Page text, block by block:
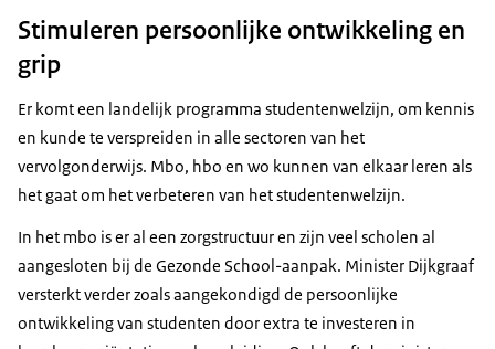
Stimuleren persoonlijke ontwikkeling en
grip
Er komt een landelijk programma studentenwelzijn, om kennis
en kunde te verspreiden in alle sectoren van het
vervolgonderwijs. Mbo, hbo en wo kunnen van elkaar leren als
het gaat om het verbeteren van het studentenwelzijn.
In het mbo is er al een zorgstructuur en zijn veel scholen al
aangesloten bij de Gezonde School-aanpak. Minister Dijkgraaf
versterkt verder zoals aangekondigd de persoonlijke
ontwikkeling van studenten door extra te investeren in